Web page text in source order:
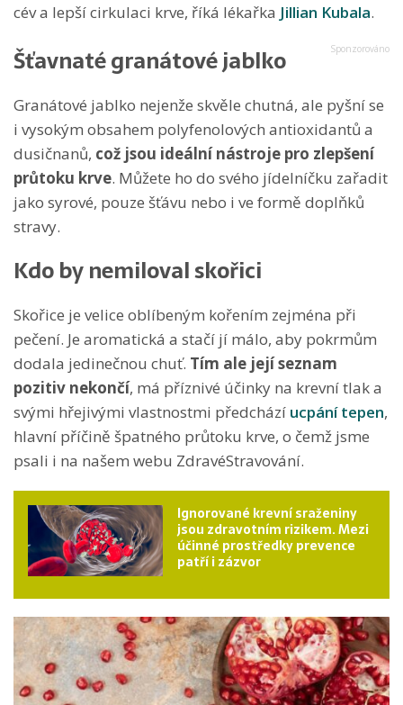
cév a lepší cirkulaci krve, říká lékařka Jillian Kubala.
Šťavnaté granátové jablko
Granátové jablko nejenže skvěle chutná, ale pyšní se
i vysokým obsahem polyfenolových antioxidantů a
dusičnanů, což jsou ideální nástroje pro zlepšení
průtoku krve. Můžete ho do svého jídelníčku zařadit
jako syrové, pouze šťávu nebo i ve formě doplňků
stravy.
Kdo by nemiloval skořici
Skořice je velice oblíbeným kořením zejména při
pečení. Je aromatická a stačí jí málo, aby pokrmům
dodala jedinečnou chuť. Tím ale její seznam
pozitiv nekončí, má příznivé účinky na krevní tlak a
svými hřejivými vlastnostmi předchází ucpání tepen,
hlavní příčině špatného průtoku krve, o čemž jsme
psali i na našem webu ZdravéStravování.
Ignorované krevní sraženiny
jsou zdravotním rizikem. Mezi
účinné prostředky prevence
patří i zázvor